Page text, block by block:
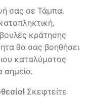
σας σε Τάμπα,
κράτησης
θα σας βοηθήσει
καταλύματος
σημεία.
Σκεφτείτε